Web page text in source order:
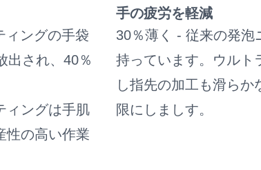
ィングの手袋
出され、40％
ィングは手肌
性の高い作業
手の疲労を軽減
30％薄く - 従来の発泡
持っています。ウルト
し指先の加工も滑ら
限にしましす。